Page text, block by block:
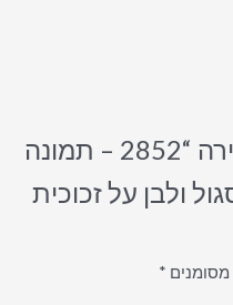
היה הראשון לכתוב סקירה “2852 – תמונה
ולבן על זכוכית
*